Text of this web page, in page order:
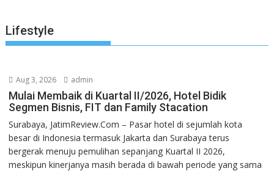
Lifestyle
Aug 3, 2026 admin
Mulai Membaik di Kuartal II/2026, Hotel Bidik
Segmen Bisnis, FIT dan Family Stacation
Surabaya, JatimReview.Com – Pasar hotel di sejumlah kota
besar di Indonesia termasuk Jakarta dan Surabaya terus
bergerak menuju pemulihan sepanjang Kuartal II 2026,
meskipun kinerjanya masih berada di bawah periode yang sama